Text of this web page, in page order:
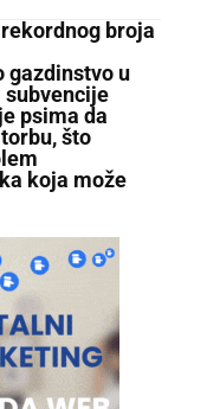
broja
gazdinstvo u
subvencije
psima da
što
koja može